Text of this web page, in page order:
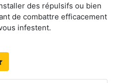
des répulsifs ou bien
de combattre efficacement
infestent.